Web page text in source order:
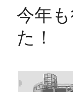
今年
た！